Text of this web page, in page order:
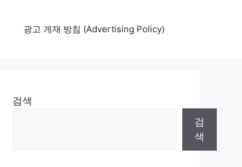
광고 게재 방침 (Advertising Policy)
검색
검
색